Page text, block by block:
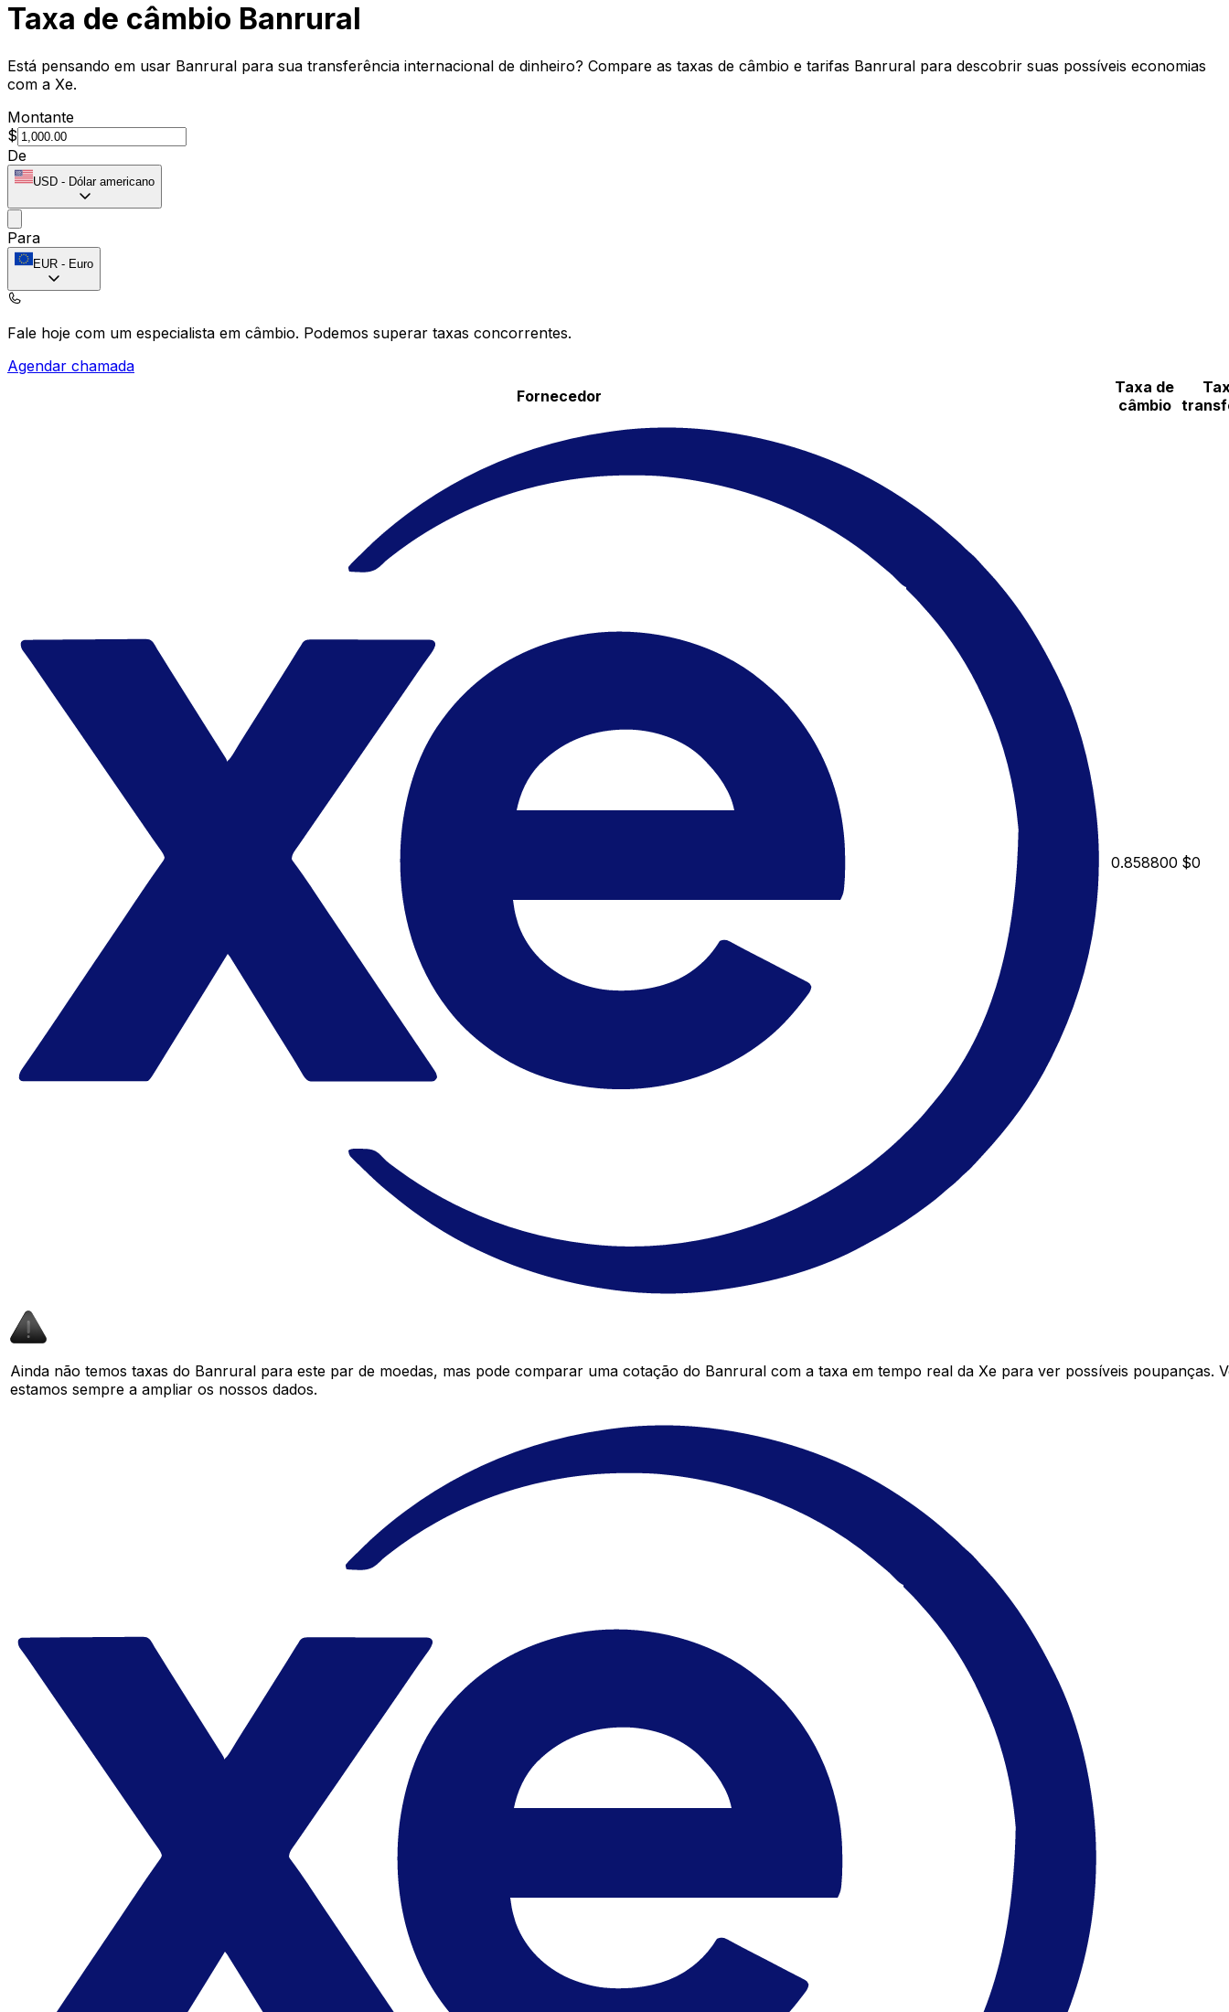
Taxa de câmbio Banrural
Está pensando em usar Banrural para sua transferência internacional de dinheiro? Compare as taxas de câmbio e tarifas Banrural para descobrir suas possíveis economias
com a Xe.
Montante
$
De
USD - Dólar americano
Para
EUR - Euro
Fale hoje com um especialista em câmbio. Podemos superar taxas concorrentes.
Agendar chamada
Fornecedor
Taxa de
câmbio
0.858800 $0
Ainda não temos taxas do Banrural para este par de moedas, mas pode comparar uma cotação do Banrural com a taxa em tempo real da Xe para ver possíveis poupanças.
estamos sempre a ampliar os nossos dados.